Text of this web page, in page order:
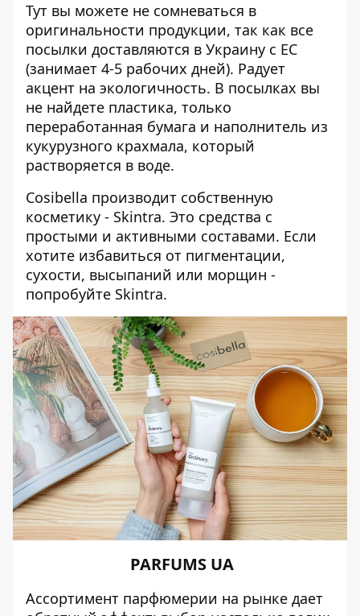
Тут вы можете не сомневаться в
оригинальности продукции, так как все
посылки доставляются в Украину с ЕС
(занимает 4-5 рабочих дней). Радует
акцент на экологичность. В посылках вы
не найдете пластика, только
переработанная бумага и наполнитель из
кукурузного крахмала, который
растворяется в воде.
Cosibella производит собственную
косметику - Skintra. Это средства с
простыми и активными составами. Если
хотите избавиться от пигментации,
сухости, высыпаний или морщин -
попробуйте Skintra.
PARFUMS UA
Ассортимент парфюмерии на рынке дает